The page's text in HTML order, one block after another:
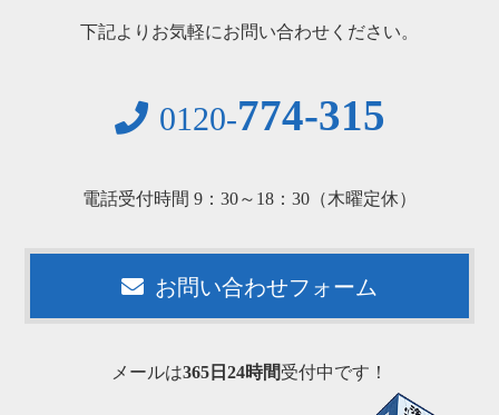
下記よりお気軽にお問い合わせください。
0120-774-315
電話受付時間 9：30～18：30（木曜定休）
お問い合わせフォーム
メールは365日24時間受付中です！